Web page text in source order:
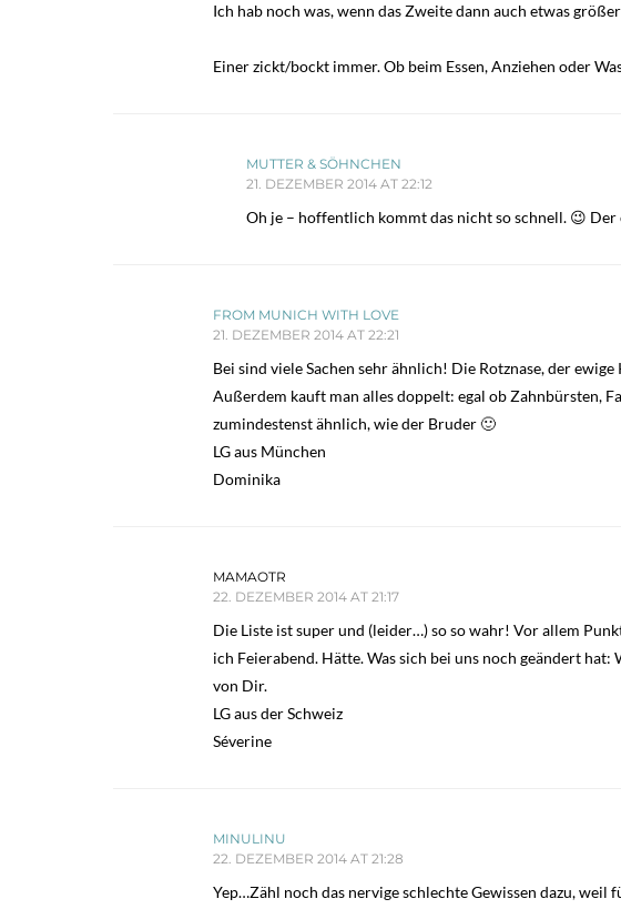
Ich hab noch was, wenn das Zweite dann auch etwas
Einer zickt/bockt immer. Ob beim Essen, Anziehen oder
MUTTER & SÖHNCHEN
21. DEZEMBER 2014 AT 22:12
Oh je – hoffentlich kommt das nicht so schnell. 😉
FROM MUNICH WITH LOVE
21. DEZEMBER 2014 AT 22:21
Bei sind viele Sachen sehr ähnlich! Die Rotznase, der
Außerdem kauft man alles doppelt: egal ob Zahnbürsten,
zumindestenst ähnlich, wie der Bruder 🙂
LG aus München
Dominika
MAMAOTR
22. DEZEMBER 2014 AT 21:17
Die Liste ist super und (leider…) so so wahr! Vor allem
ich Feierabend. Hätte. Was sich bei uns noch geändert
von Dir.
LG aus der Schweiz
Séverine
MINULINU
22. DEZEMBER 2014 AT 21:28
Yep…Zähl noch das nervige schlechte Gewissen dazu,